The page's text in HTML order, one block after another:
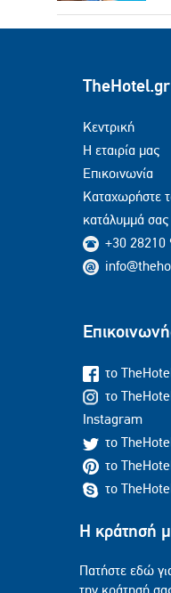
TheHotel.gr
Κεντρική
Η εταιρία μας
Επικοινωνία
Καταχωρήστε
κατάλυμμά σας
+30 28210
το
το
Instagram
το
το
το
Η κράτησή
Πατήστε εδώ